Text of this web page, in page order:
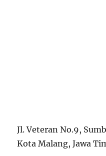
Jl. Veteran No.9,
Kota Malang, Jawa